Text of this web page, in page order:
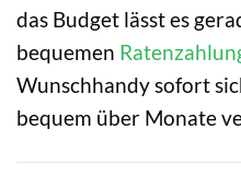
das Budget lässt es
bequemen
Wunschhandy sofort
bequem über Monate